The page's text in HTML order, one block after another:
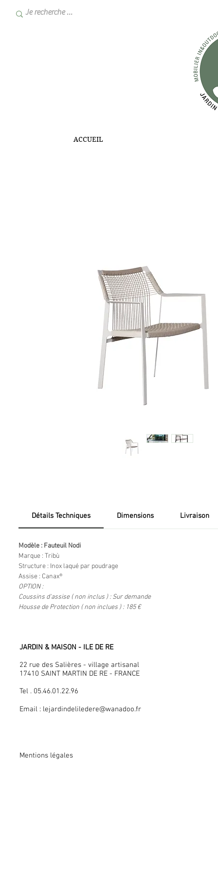
ACCUEIL
Détails Techniques Dimensions Livraison
Modèle : Fauteuil Nodi
Marque : Tribù
Structure : Inox laqué par poudrage
Assise : Canax®
OPTION :
Coussins d'assise ( non inclus ) : Sur demande
Housse de Protection ( non inclues ) : 185 €
JARDIN & MAISON - ILE DE RE
22 rue des Salières - village artisanal
17410 SAINT MARTIN DE RE - FRANCE
Tel . 05.46.01.22.96
Email : lejardindeliledere@wanadoo.fr
Mentions légales